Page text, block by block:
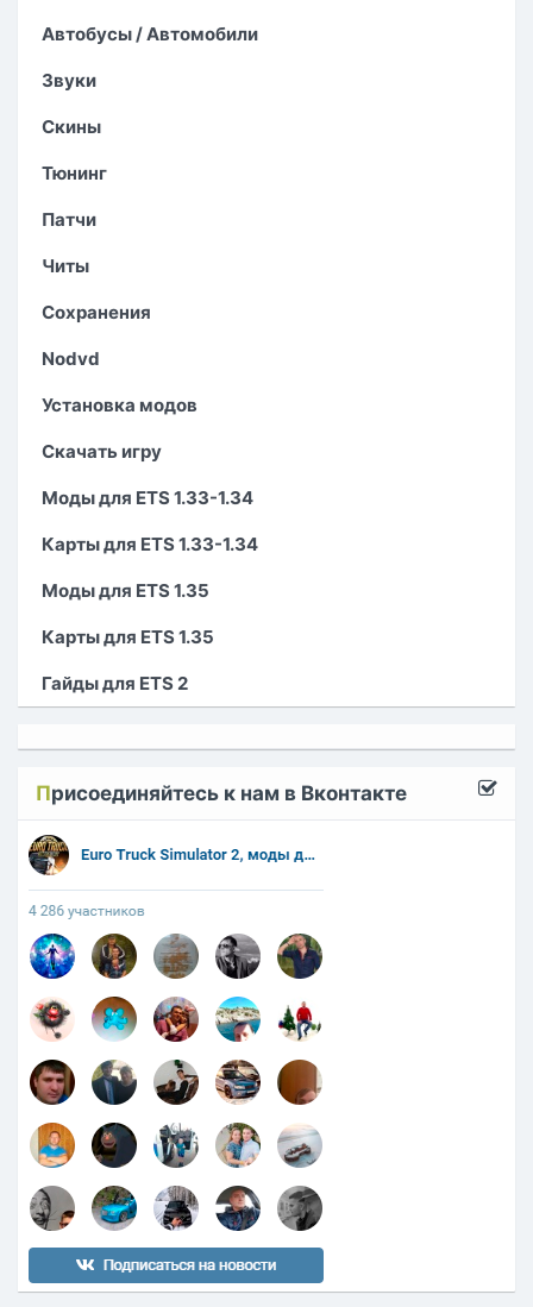
Автобусы / Автомобили
Звуки
Скины
Тюнинг
Патчи
Читы
Сохранения
Nodvd
Установка модов
Скачать игру
Моды для ETS 1.33-1.34
Карты для ETS 1.33-1.34
Моды для ETS 1.35
Карты для ETS 1.35
Гайды для ETS 2
Присоединяйтесь к нам в Вконтакте